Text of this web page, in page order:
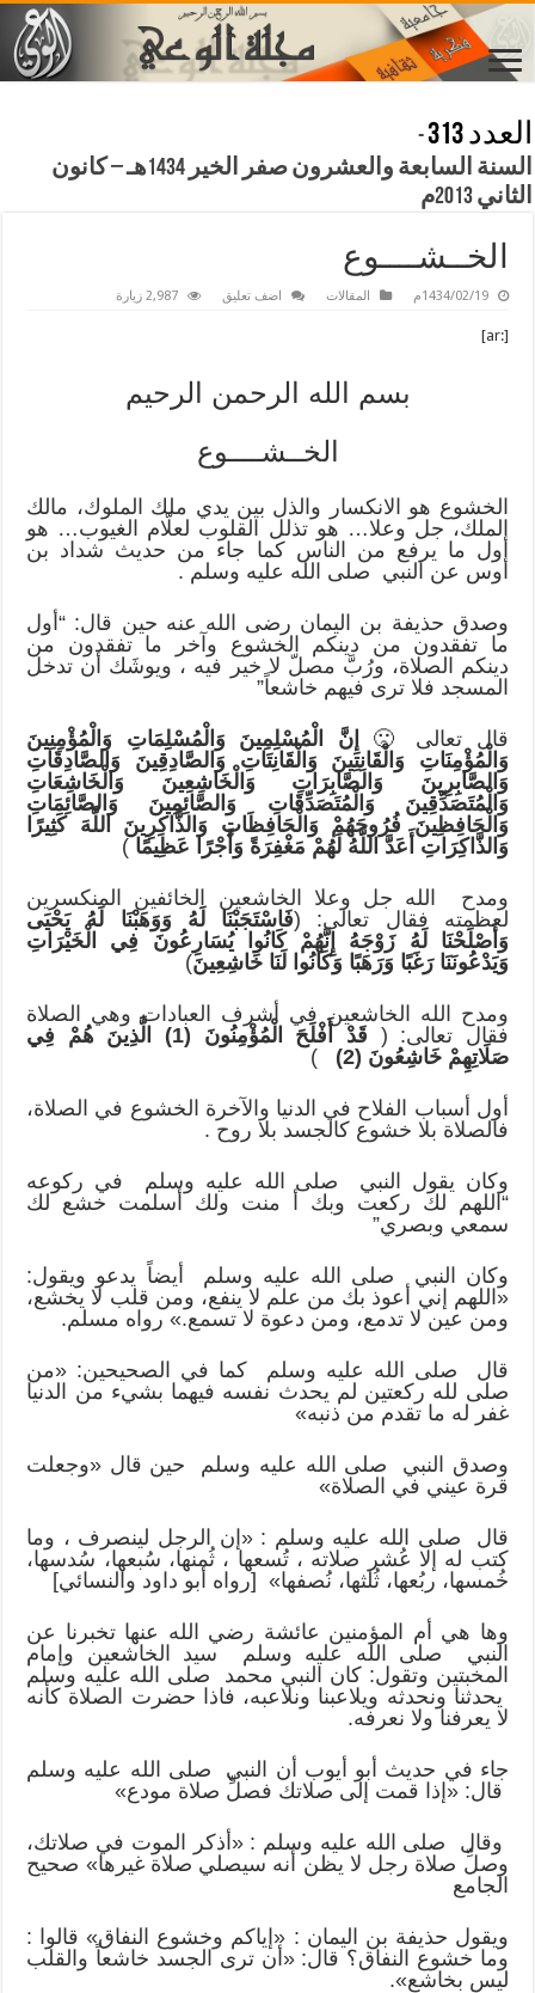
العدد 313
-
السنة السابعة والعشرون صفر الخير 1434هـ – كانون
الثاني 2013م
الخــشــــوع
1434/02/19م المقالات اضف تعليق 2,987 زيارة
[:ar]
بسم الله الرحمن الرحيم
الخــشــــوع
الخشوع هو الانكسار والذل بين يدي ملك الملوك، مالك
الملك، جل وعلا… هو تذلل القلوب لعلّام الغيوب… هو
أول ما يرفع من الناس كما جاء من حديث شداد بن
أوس عن النبي صلى الله عليه وسلم .
وصدق حذيفة بن اليمان رضى الله عنه حين قال: “أول
ما تفقدون من دينكم الخشوع وآخر ما تفقدون من
دينكم الصلاة، ورُبَّ مصلّ لا خير فيه ، ويوشَك أن تدخل
المسجد فلا ترى فيهم خاشعاً”
قال تعالى 🙁 إِنَّ الْمُسْلِمِينَ وَالْمُسْلِمَات ِ وَالْمُؤْمِنِينَ
وَالْمُؤْمِنَاتِ وَالْقَانِتِينَ وَالْقَانِتَاتِ وَالصَّادِقِينَ وَالصَّادِقَاتِ
وَالصَّابِرِينَ وَالصَّابِرَاتِ وَالْخَاشِعِينَ وَالْخَاشِعَاتِ
وَالْمُتَصَدِّقِينَ وَالْمُتَصَدِّقَاتِ وَالصَّائِمِينَ وَالصَّائِمَاتِ
وَالْحَافِظِينَ فُرُوجَهُمْ وَالْحَافِظَاتِ وَالذَّاكِرِينَ اللَّهَ كَثِيرًا
وَالذَّاكِرَاتِ أَعَدَّ اللَّهُ لَهُمْ مَغْفِرَةً وَأَجْرًا عَظِيمًا)
ومدح الله جل وعلا الخاشعين الخائفين المنكسرين
لعظمته فقال تعالى: (فَاسْتَجَبْنَا لَهُ وَوَهَبْنَا لَهُ يَحْيَى
وَأَصْلَحْنَا لَهُ زَوْجَهُ إِنَّهُمْ كَانُوا يُسَارِعُونَ فِي الْخَيْرَاتِ
وَيَدْعُونَنَا رَغَبًا وَرَهَبًا وَكَانُوا لَنَا خَاشِعِينَ)
ومدح الله الخاشعين في أشرف العبادات وهي الصلاة
فقال تعالى: ( قَدْ أَفْلَح
َ الْمُؤْمِنُونَ (1) الَّذِينَ هُمْ فِي
صَلَاتِهِمْ خَاشِعُونَ (2)
)
أول أسباب الفلاح في الدنيا والآخرة الخشوع في الصلاة،
فالصلاة بلا خشوع كالجسد بلا روح .
وكان يقول النبي صلى الله عليه وسلم في ركوعه
“اللهم لك ركعت وبك أ منت ولك أسلمت خشع لك
سمعي وبصري”
وكان النبي صلى الله عليه وسلم أيضاً يدعو ويقول:
«اللهم إني أعوذ بك من علم لا ينفع، ومن قلب لا يخشع،
ومن عين لا تدمع، ومن دعوة لا تسمع.» رواه مسلم.
قال صلى الله عليه وسلم كما في الصحيحين: «من
صلى لله ركعتين لم يحدث نفسه فيهما بشيء من الدنيا
غفر له ما تقدم من ذنبه»
وصدق النبي صلى الله عليه وسلم حين قال «وجعلت
قرة عيني في الصلاة»
قال صلى الله عليه وسلم : «إن الرجل لينصرف ، وما
كتب له إلا عُشر صلاته ، تُسعها ، ثُمنها، سُبعها، سُدسها،
خُمسها، ربُعها، ثُلثها، نُصفها» [رواه أبو داود والنسائي]
وها هي أم المؤمنين عائشة رضي الله عنها تخبرنا عن
النبي صلى الله عليه وسلم سيد الخاشعين وإمام
المخبتين وتقول: كان النبي محمد صلى الله عليه وسلم
يحدثنا ونحدثه ويلاعبنا ونلاعبه، فاذا حضرت الصلاة كأنه
لا يعرفنا ولا نعرفه.
جاء في حديث أبو أيوب أن النبي صلى الله عليه وسلم
قال: «إذا قمت إلى صلاتك فصلِّ صلاة مودع»
وقال صلى الله عليه وسلم : «أذكر الموت في صلاتك،
وصلِّ صلاة رجل لا يظن أنه سيصلي صلاة غيرها» صحيح
الجامع
ويقول حذيفة بن اليمان : «إياكم وخشوع النفاق» قالوا :
وما خشوع النفاق؟ قال: «أن ترى الجسد خاشعاً والقلب
ليس بخاشع».